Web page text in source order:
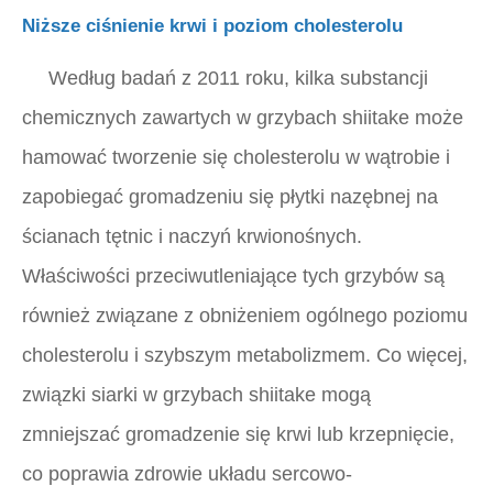
Niższe ciśnienie krwi i poziom cholesterolu
Według badań z 2011 roku, kilka substancji
chemicznych zawartych w grzybach shiitake może
hamować tworzenie się cholesterolu w wątrobie i
zapobiegać gromadzeniu się płytki nazębnej na
ścianach tętnic i naczyń krwionośnych.
Właściwości przeciwutleniające tych grzybów są
również związane z obniżeniem ogólnego poziomu
cholesterolu i szybszym metabolizmem. Co więcej,
związki siarki w grzybach shiitake mogą
zmniejszać gromadzenie się krwi lub krzepnięcie,
co poprawia zdrowie układu sercowo-